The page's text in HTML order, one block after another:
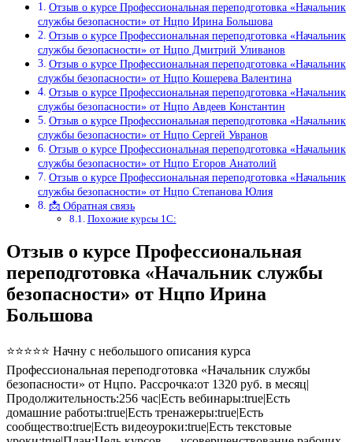
Отзыв о курсе Профессиональная переподготовка «Начальник
службы безопасности» от Нцпо Ирина Большова
Отзыв о курсе Профессиональная переподготовка «Начальник
службы безопасности» от Нцпо Дмитрий Уливанов
Отзыв о курсе Профессиональная переподготовка «Начальник
службы безопасности» от Нцпо Кошерева Валентина
Отзыв о курсе Профессиональная переподготовка «Начальник
службы безопасности» от Нцпо Авдеев Константин
Отзыв о курсе Профессиональная переподготовка «Начальник
службы безопасности» от Нцпо Сергей Увранов
Отзыв о курсе Профессиональная переподготовка «Начальник
службы безопасности» от Нцпо Егоров Анатолий
Отзыв о курсе Профессиональная переподготовка «Начальник
службы безопасности» от Нцпо Степанова Юлия
📩 Обратная связь
Похожие курсы 1С:
Отзыв о курсе Профессиональная
переподготовка «Начальник службы
безопасности» от Нцпо Ирина
Большова
⭐⭐⭐⭐⭐ Начну с небольшого описания курса
Профессиональная переподготовка «Начальник службы
безопасности» от Нцпо. Рассрочка:от 1320 руб. в месяц|
Продолжительность:256 час|Есть вебинары:true|Есть
домашние работы:true|Есть тренажеры:true|Есть
сообщество:true|Есть видеоуроки:true|Есть текстовые